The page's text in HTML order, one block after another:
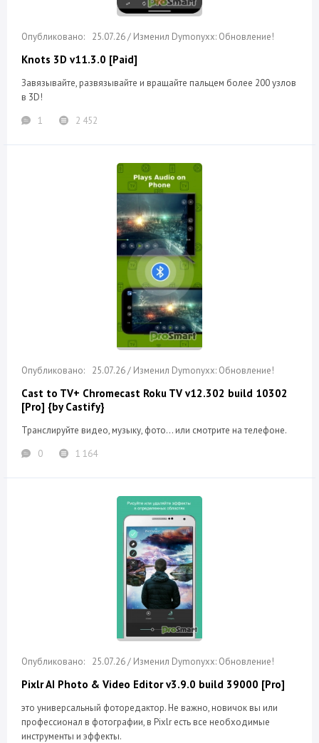
25.07.26 / Изменил Dymonyxx: Обновление!
Knots 3D v11.3.0 [Paid]
Завязывайте, развязывайте и вращайте пальцем более 200 узлов
в 3D!
1
2 452
25.07.26 / Изменил Dymonyxx: Обновление!
Cast to TV+ Chromecast Roku TV v12.302 build 10302
[Pro] {by Castify}
Транслируйте видео, музыку, фото... или смотрите на телефоне.
0
1 164
25.07.26 / Изменил Dymonyxx: Обновление!
Pixlr AI Photo & Video Editor v3.9.0 build 39000 [Pro]
это универсальный фоторедактор. Не важно, новичок вы или
профессионал в фотографии, в Pixlr есть все необходимые
инструменты и эффекты.